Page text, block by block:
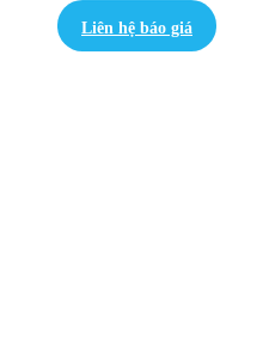
Liên hệ báo giá